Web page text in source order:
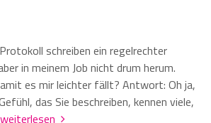
schreiben ein regelrechter
in meinem Job nicht drum herum.
es mir leichter fällt? Antwort: Oh ja,
das Sie beschreiben, kennen viele,
weiterlesen